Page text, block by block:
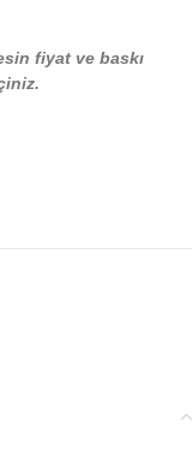
fiyat ve baskı